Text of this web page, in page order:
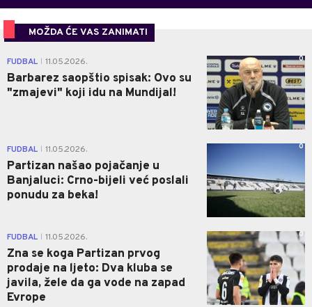
MOŽDA ĆE VAS ZANIMATI
FUDBAL 11.05.2026.
Barbarez saopštio spisak: Ovo su
"zmajevi" koji idu na Mundijal!
0
FUDBAL 11.05.2026.
Partizan našao pojačanje u
Banjaluci: Crno-bijeli već poslali
ponudu za beka!
0
FUDBAL 11.05.2026.
Zna se koga Partizan prvog
prodaje na ljeto: Dva kluba se
javila, žele da ga vode na zapad
Evrope
0